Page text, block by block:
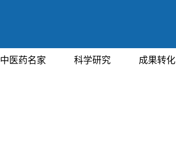
中医药名家 科学研究 成果转化